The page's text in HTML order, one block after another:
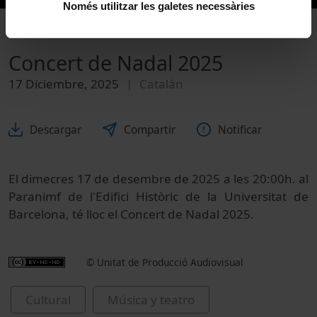
Només utilitzar les galetes necessàries
Concert de Nadal 2025
17 Diciembre, 2025 Catalán
Descargar Compartir Notificar
El dimecres 17 de desembre de 2025 a les 20:00h. al
Paranimf de l'Edifici Històric de la Universitat de
Barcelona, té lloc el Concert de Nadal 2025.
© Unitat de Producció Audiovisual
Cultural
Música y teatro